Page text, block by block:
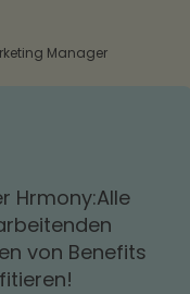
Manager
Hrmony:Alle
von Benefits